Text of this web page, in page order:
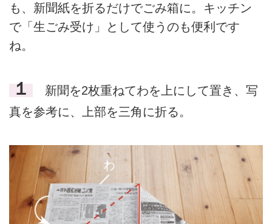
も、新聞紙を折るだけでごみ箱に。キッチン
で「生ごみ受け」として使うのも便利です
ね。
１
新聞を2枚重ねてわを上にして置き、写
真を参考に、上部を三角に折る。